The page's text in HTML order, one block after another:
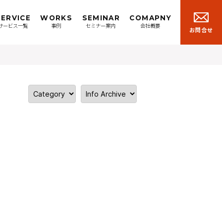
お問合せ
ービス一覧
WORKS
事例
SEMINAR
セミナー案内
COMAPNY
会社概要